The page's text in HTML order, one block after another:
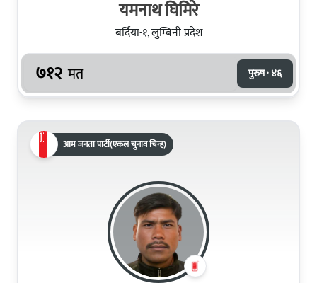
यमनाथ घिमिरे
बर्दिया-१, लुम्बिनी प्रदेश
७१२ मत पुरुष · ४६
आम जनता पार्टी(एकल चुनाव चिन्ह)